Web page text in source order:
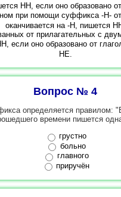
НН, если оно образовано
при помощи суффикса -Н-
оканчивается на -Н, пишется
от прилагательных с
если оно образовано от
НЕ.
Вопрос № 4
определяется правилом:
времени пишется
грустно
больно
главного
приручён